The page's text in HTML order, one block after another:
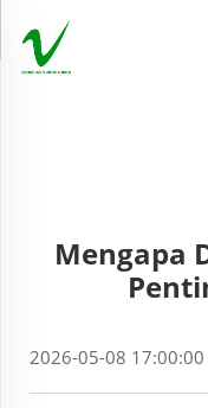
Mengapa
2026-05-08 17:00:00